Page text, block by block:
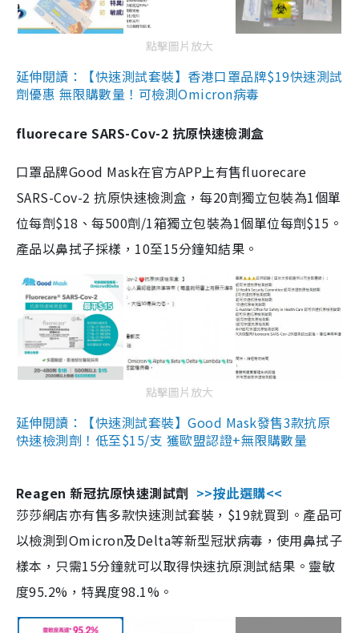
點擊圖片放大
延伸閱讀：【快速測試套裝】香港口罩品牌$19快速測試
劑優惠 無限購數量！可檢測Omicron病毒
fluorecare SARS-Cov-2 抗原快速檢測盒
口罩品牌Good Mask在官方APP上有售fluorecare
SARS-Cov-2 抗原快速檢測盒，每20劑獨立包裝為1個單
位每劑$18、每500劑/1箱獨立包裝為1個單位每劑$15。
產品以鼻拭子採樣，10至15分鐘知結果。
點擊圖片放大
延伸閱讀：【快速測試套裝】Good Mask發售3款抗原
快速檢測劑！低至$15/支 獲歐盟認證+無限購數量
Reagen 新冠抗原快速測試劑 >>按此選購<<
莎莎網店亦有售多款快速測試套裝，$19就買到。產品可
以檢測到Omicron及Delta等新型冠狀病毒，使用鼻拭子
樣本，只需15分鐘就可以取得快速抗原測試結果。靈敏
度95.2%，特異度98.1%。